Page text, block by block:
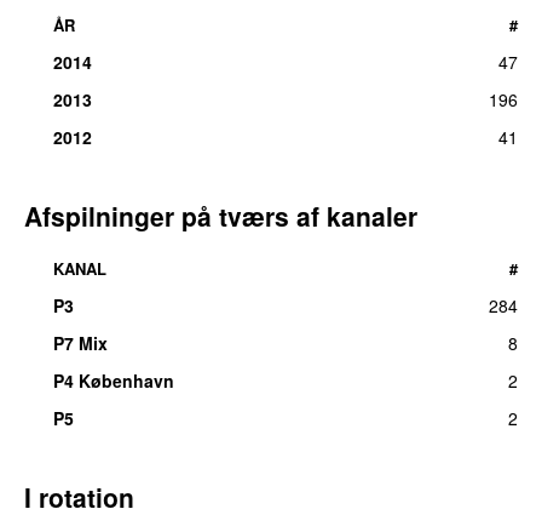
ÅR #
2014
47
2013
196
2012
41
Afspilninger på tværs af kanaler
KANAL #
P3
284
P7 Mix
8
P4 København
2
P5
2
I rotation